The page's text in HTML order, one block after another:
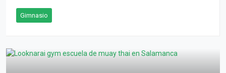
Gimnasio